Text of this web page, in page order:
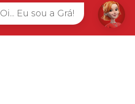
Oi... Eu sou a Grá!